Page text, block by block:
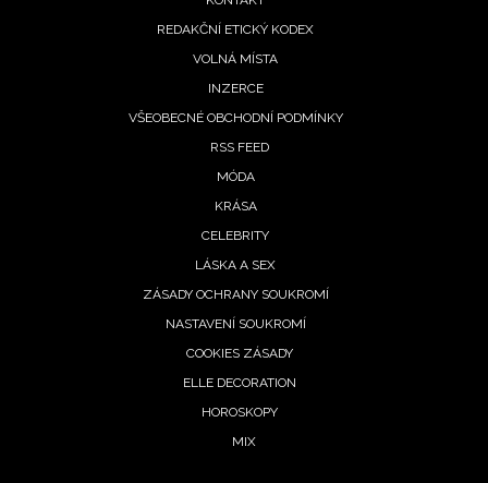
REDAKČNÍ ETICKÝ KODEX
VOLNÁ MÍSTA
INZERCE
VŠEOBECNÉ OBCHODNÍ PODMÍNKY
RSS FEED
MÓDA
KRÁSA
CELEBRITY
LÁSKA A SEX
ZÁSADY OCHRANY SOUKROMÍ
NASTAVENÍ SOUKROMÍ
COOKIES ZÁSADY
ELLE DECORATION
HOROSKOPY
MIX